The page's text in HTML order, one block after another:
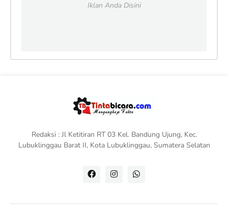
Iklan Anda Disini
Redaksi : Jl Ketitiran RT 03 Kel. Bandung Ujung, Kec.
Lubuklinggau Barat II, Kota Lubuklinggau, Sumatera Selatan